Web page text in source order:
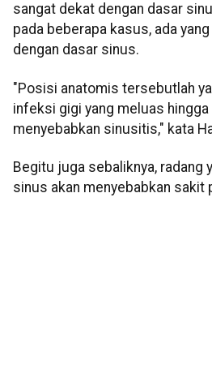
sangat dekat dengan dasar
pada beberapa kasus, ada
dengan dasar sinus.
"Posisi anatomis tersebutlah
infeksi gigi yang meluas hingga
menyebabkan sinusitis," kata
Begitu juga sebaliknya, radang
sinus akan menyebabkan sakit